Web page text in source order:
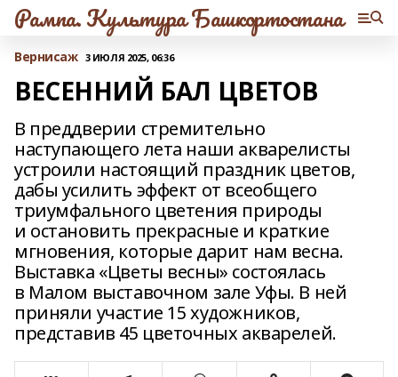
Рампа. Культура Башкортостана
Вернисаж 3 ИЮЛЯ 2025, 06:36
ВЕСЕННИЙ БАЛ ЦВЕТОВ
В преддверии стремительно
наступающего лета наши акварелисты
устроили настоящий праздник цветов,
дабы усилить эффект от всеобщего
триумфального цветения природы
и остановить прекрасные и краткие
мгновения, которые дарит нам весна.
Выставка «Цветы весны» состоялась
в Малом выставочном зале Уфы. В ней
приняли участие 15 художников,
представив 45 цветочных акварелей.